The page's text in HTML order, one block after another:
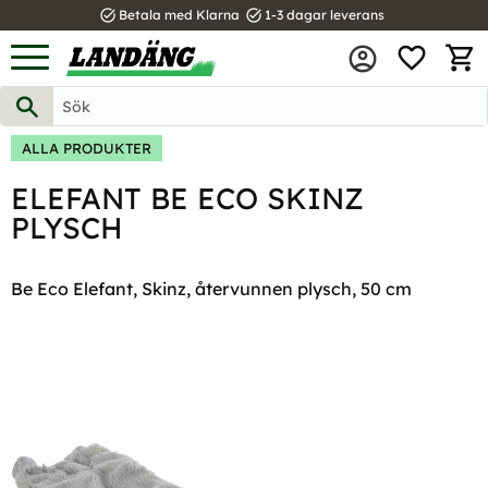
Meny
task_alt Betala med Klarna task_alt 1-3 dagar leverans
ALLA PRODUKTER
ELEFANT BE ECO SKINZ
PLYSCH
Be Eco Elefant, Skinz, återvunnen plysch, 50 cm